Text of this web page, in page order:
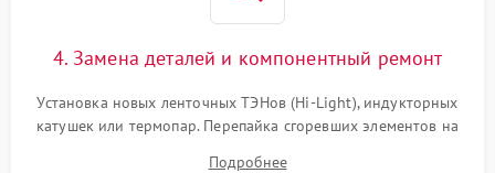
4. Замена деталей и компонентный ремонт
Установка новых ленточных ТЭНов (Hi-Light), индукторных
катушек или термопар. Перепайка сгоревших элементов на
Подробнее